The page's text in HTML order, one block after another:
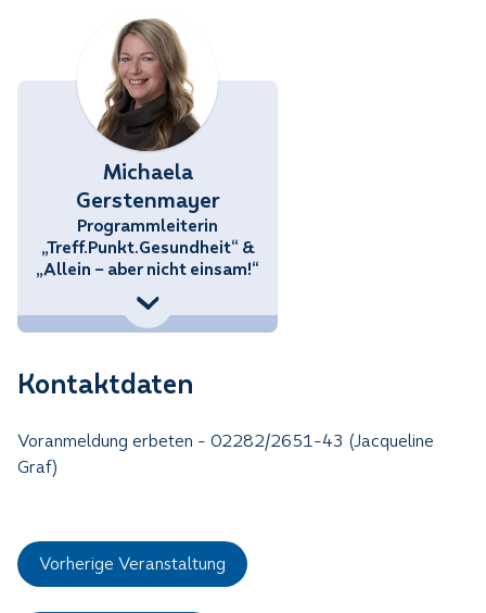
Michaela
Gerstenmayer
Programmleiterin
„Treff.Punkt.Gesundheit“ &
„Allein – aber nicht einsam!“
858 70 34434
Kontaktdaten
Voranmeldung erbeten - 02282/2651-43 (Jacqueline
Graf)
Vorherige Veranstaltung